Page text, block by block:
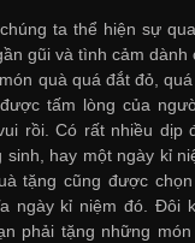
ta thể hiện sự
gũi và tình cảm
quà quá đắt đỏ,
tấm lòng của
rồi. Có rất nhiều dịp
sinh, hay một ngày kỉ
tặng cũng được
ngày kỉ niệm đó. Đôi
phải tặng những